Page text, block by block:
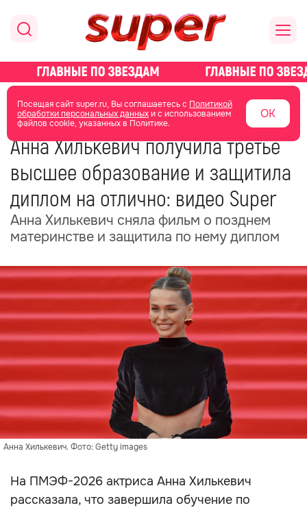
Посещая сайт super.ru, Вы соглашаетесь с Политикой
обработки персональных данныхи с использованием
файлов cookie, указанных в Политике.
ОК
главная новости о звездах новости
05 июня 07:52
Анна Хилькевич получила третье
высшее образование и защитила
диплом на отлично: видео Super
Анна Хилькевич сняла фильм о позднем
материнстве и защитила по нему диплом
Анна Хилькевич. Фото: Getty images
На ПМЭФ-2026 актриса Анна Хилькевич
рассказала, что завершила обучение по